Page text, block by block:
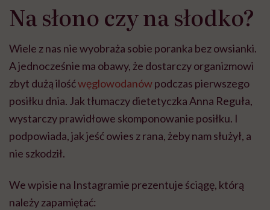
Na słono czy na słodko?
Wiele z nas nie wyobraża sobie poranka bez owsianki.
A jednocześnie ma obawy, że dostarczy organizmowi
zbyt dużą ilośćwęglowodanówpodczas pierwszego
posiłku dnia. Jak tłumaczy dietetyczka Anna Reguła,
wystarczy prawidłowe skomponowanie posiłku. I
podpowiada, jak jeść owies z rana, żeby nam służył, a
nie szkodził.
We wpisie na Instagramie prezentuje ściągę, którą
należy zapamiętać: